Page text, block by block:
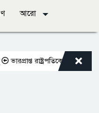
আরো
রাষ্ট্রপতিকে শুভেচ্ছা জানালেন